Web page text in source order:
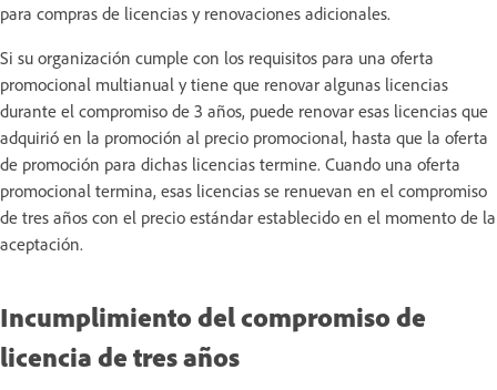
para compras de licencias y renovaciones adicionales.
Si su organización cumple con los requisitos para una oferta
promocional multianual y tiene que renovar algunas licencias
durante el compromiso de 3 años, puede renovar esas licencias que
adquirió en la promoción al precio promocional, hasta que la oferta
de promoción para dichas licencias termine. Cuando una oferta
promocional termina, esas licencias se renuevan en el compromiso
de tres años con el precio estándar establecido en el momento de la
aceptación.
Incumplimiento del compromiso de
licencia de tres años